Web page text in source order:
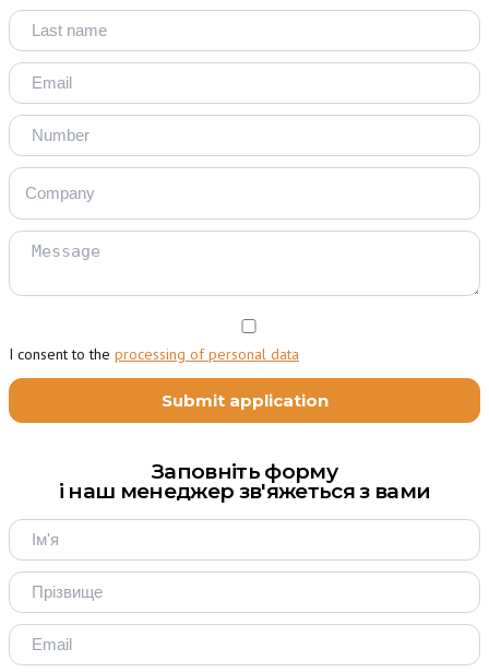
I consent to the processing of personal data
Заповніть форму
і наш менеджер зв'яжеться з вами